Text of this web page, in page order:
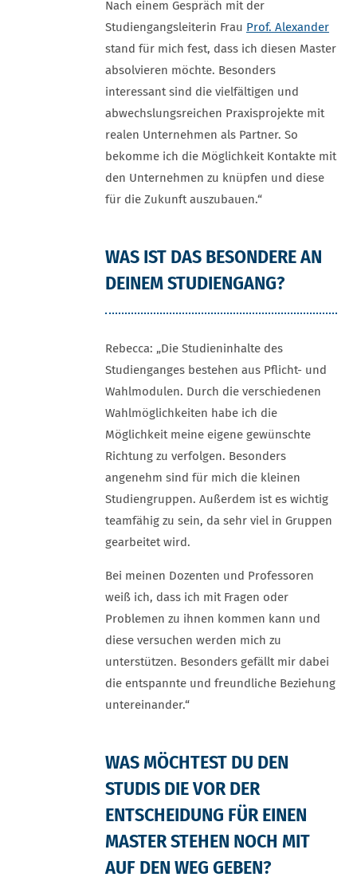
Nach einem Gespräch mit der
Studiengangsleiterin Frau Prof. Alexander
stand für mich fest, dass ich diesen Master
absolvieren möchte. Besonders
interessant sind die vielfältigen und
abwechslungsreichen Praxisprojekte mit
realen Unternehmen als Partner. So
bekomme ich die Möglichkeit Kontakte mit
den Unternehmen zu knüpfen und diese
für die Zukunft auszubauen.“
WAS IST DAS BESONDERE AN
DEINEM STUDIENGANG?
Rebecca: „Die Studieninhalte des
Studienganges bestehen aus Pflicht- und
Wahlmodulen. Durch die verschiedenen
Wahlmöglichkeiten habe ich die
Möglichkeit meine eigene gewünschte
Richtung zu verfolgen. Besonders
angenehm sind für mich die kleinen
Studiengruppen. Außerdem ist es wichtig
teamfähig zu sein, da sehr viel in Gruppen
gearbeitet wird.
Bei meinen Dozenten und Professoren
weiß ich, dass ich mit Fragen oder
Problemen zu ihnen kommen kann und
diese versuchen werden mich zu
unterstützen. Besonders gefällt mir dabei
die entspannte und freundliche Beziehung
untereinander.“
WAS MÖCHTEST DU DEN
STUDIS DIE VOR DER
ENTSCHEIDUNG FÜR EINEN
MASTER STEHEN NOCH MIT
AUF DEN WEG GEBEN?